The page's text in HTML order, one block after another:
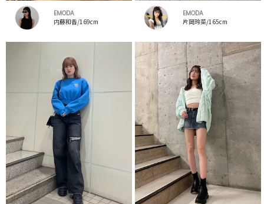
EMODA
内藤和香/169cm
EMODA
片岡玲菜/165cm